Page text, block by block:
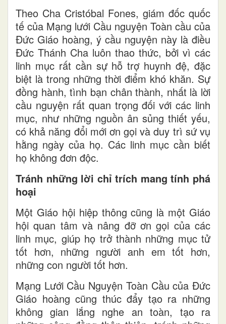
Theo Cha Cristóbal Fones, giám đốc quốc
tế của Mạng lưới Cầu nguyện Toàn cầu của
Đức Giáo hoàng, ý cầu nguyện này là điều
Đức Thánh Cha luôn thao thức, bởi vì các
linh mục rất cần sự hỗ trợ huynh đệ, đặc
biệt là trong những thời điểm khó khăn. Sự
đồng hành, tình bạn chân thành, nhất là lời
cầu nguyện rất quan trọng đối với các linh
mục, như những nguồn ân sủng thiết yếu,
có khả năng đổi mới ơn gọi và duy trì sứ vụ
hằng ngày của họ. Các linh mục cần biết
họ không đơn độc.
Tránh những lời chỉ trích mang tính phá
hoại
Một Giáo hội hiệp thông cũng là một Giáo
hội quan tâm và nâng đỡ ơn gọi của các
linh mục, giúp họ trở thành những mục tử
tốt hơn, những người anh em tốt hơn,
những con người tốt hơn.
Mạng Lưới Cầu Nguyện Toàn Cầu của Đức
Giáo hoàng cũng thúc đẩy tạo ra những
không gian lắng nghe an toàn, tạo ra